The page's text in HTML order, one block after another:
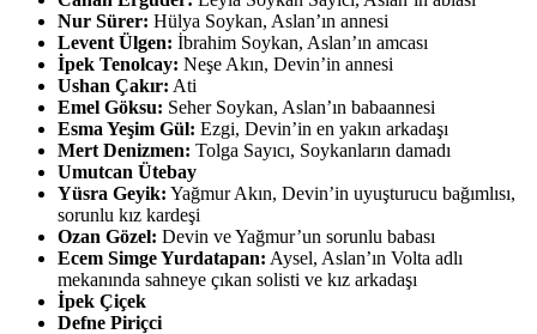
Nur Sürer: Hülya Soykan, Aslan’ın annesi
Levent Ülgen: İbrahim Soykan, Aslan’ın amcası
İpek Tenolcay: Neşe Akın, Devin’in annesi
Ushan Çakır: Ati
Emel Göksu: Seher Soykan, Aslan’ın babaannesi
Esma Yeşim Gül: Ezgi, Devin’in en yakın arkadaşı
Mert Denizmen: Tolga Sayıcı, Soykanların damadı
Umutcan Ütebay
Yüsra Geyik: Yağmur Akın, Devin’in uyuşturucu bağımlısı,
sorunlu kız kardeşi
Ozan Gözel: Devin ve Yağmur’un sorunlu babası
Ecem Simge Yurdatapan: Aysel, Aslan’ın Volta adlı
mekanında sahneye çıkan solisti ve kız arkadaşı
İpek Çiçek
Defne Piriçci